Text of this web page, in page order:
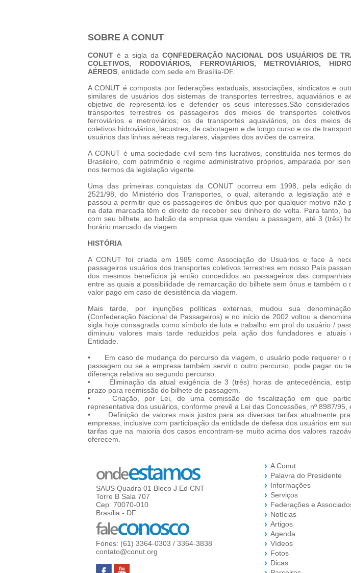
SOBRE A CONUT
CONUT é a sigla da CONFEDERAÇÃO NACIONAL DOS USUÁRIOS DE
COLETIVOS, RODOVIÁRIOS, FERROVIÁRIOS, METROVIÁRIOS,
AÉREOS , entidade com sede em Brasília-DF.
A CONUT é composta por federações estaduais, associações, sindicatos e
similares de usuários dos sistemas de transportes terrestres, aquaviários e
objetivo de representá-los e defender os seus interesses.São
transportes terrestres os passageiros dos meios de transportes coletivos
ferroviários e metroviários; os de transportes aquaviários, os dos meios
coletivos hidroviários, lacustres, de cabotagem e de longo curso e os de
usuários das linhas aéreas regulares, viajantes dos aviões de carreira.
A CONUT é uma sociedade civil sem fins lucrativos, constituída nos termos
Brasileiro, com patrimônio e regime administrativo próprios, amparada por
nos termos da legislação vigente.
Uma das primeiras conquistas da CONUT ocorreu em 1998, pela edição
2521/98, do Ministério dos Transportes, o qual, alterando a legislação até
passou a permitir que os passageiros de ônibus que por qualquer motivo não
na data marcada têm o direito de receber seu dinheiro de volta. Para tanto,
com seu bilhete, ao balcão da empresa que vendeu a passagem, até 3 (três)
horário marcado da viagem.
HISTÓRIA
A CONUT foi criada em 1985 como Associação de Usuários e face à
passageiros usuários dos transportes coletivos terrestres em nosso País
dos mesmos benefícios já então concedidos ao passageiros das
entre as quais a possibilidade de remarcação do bilhete sem ônus e também o
valor pago em caso de desistência da viagem.
Mais tarde, por injunções políticas externas, mudou sua
(Confederação Nacional de Passageiros) e no início de 2002 voltou a
sigla hoje consagrada como símbolo de luta e trabalho em prol do usuário /
diminuiu valores mais tarde reduzidos pela ação dos fundadores e atuais
Entidade.
•
Em caso de mudança do percurso da viagem, o usuário pode requerer o
passagem ou se a empresa também servir o outro percurso, pode pagar ou
diferença relativa ao segundo percurso.
•
Eliminação da atual exigência de 3 (três) horas de antecedência,
prazo para reemissão do bilhete de passagem.
•
Criação, por Lei, de uma comissão de fiscalização em que
representativa dos usuários, conforme prevê a Lei das Concessões, nº 8987/95,
•
Definição de valores mais justos para as diversas tarifas atualmente
empresas, inclusive com participação da entidade de defesa dos usuários em
tarifas que na maioria dos casos encontram-se muito acima dos valores
oferecem.
SAUS Quadra 01 Bloco J Ed CNT
Torre B Sala 707
Cep: 70070-010
Brasília - DF
Fones: (61) 3364-0303 / 3364-3838
contato@conut.org
A Conut
Palavra do Presidente
Informações
Serviços
Federações e
Notícias
Artigos
Agenda
Vídeos
Fotos
Dicas